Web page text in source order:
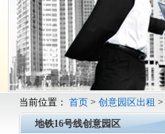
当前位置： 首页 > 创意园区出租 >
地铁16号线创意园区